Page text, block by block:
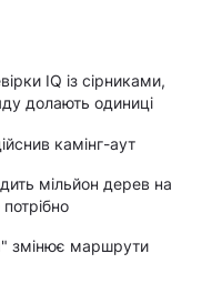
IQ із сірниками,
долають одиниці
камінг-аут
мільйон дерев на
змінює маршрути